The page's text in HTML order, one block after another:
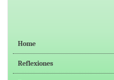
Home
Reflexiones